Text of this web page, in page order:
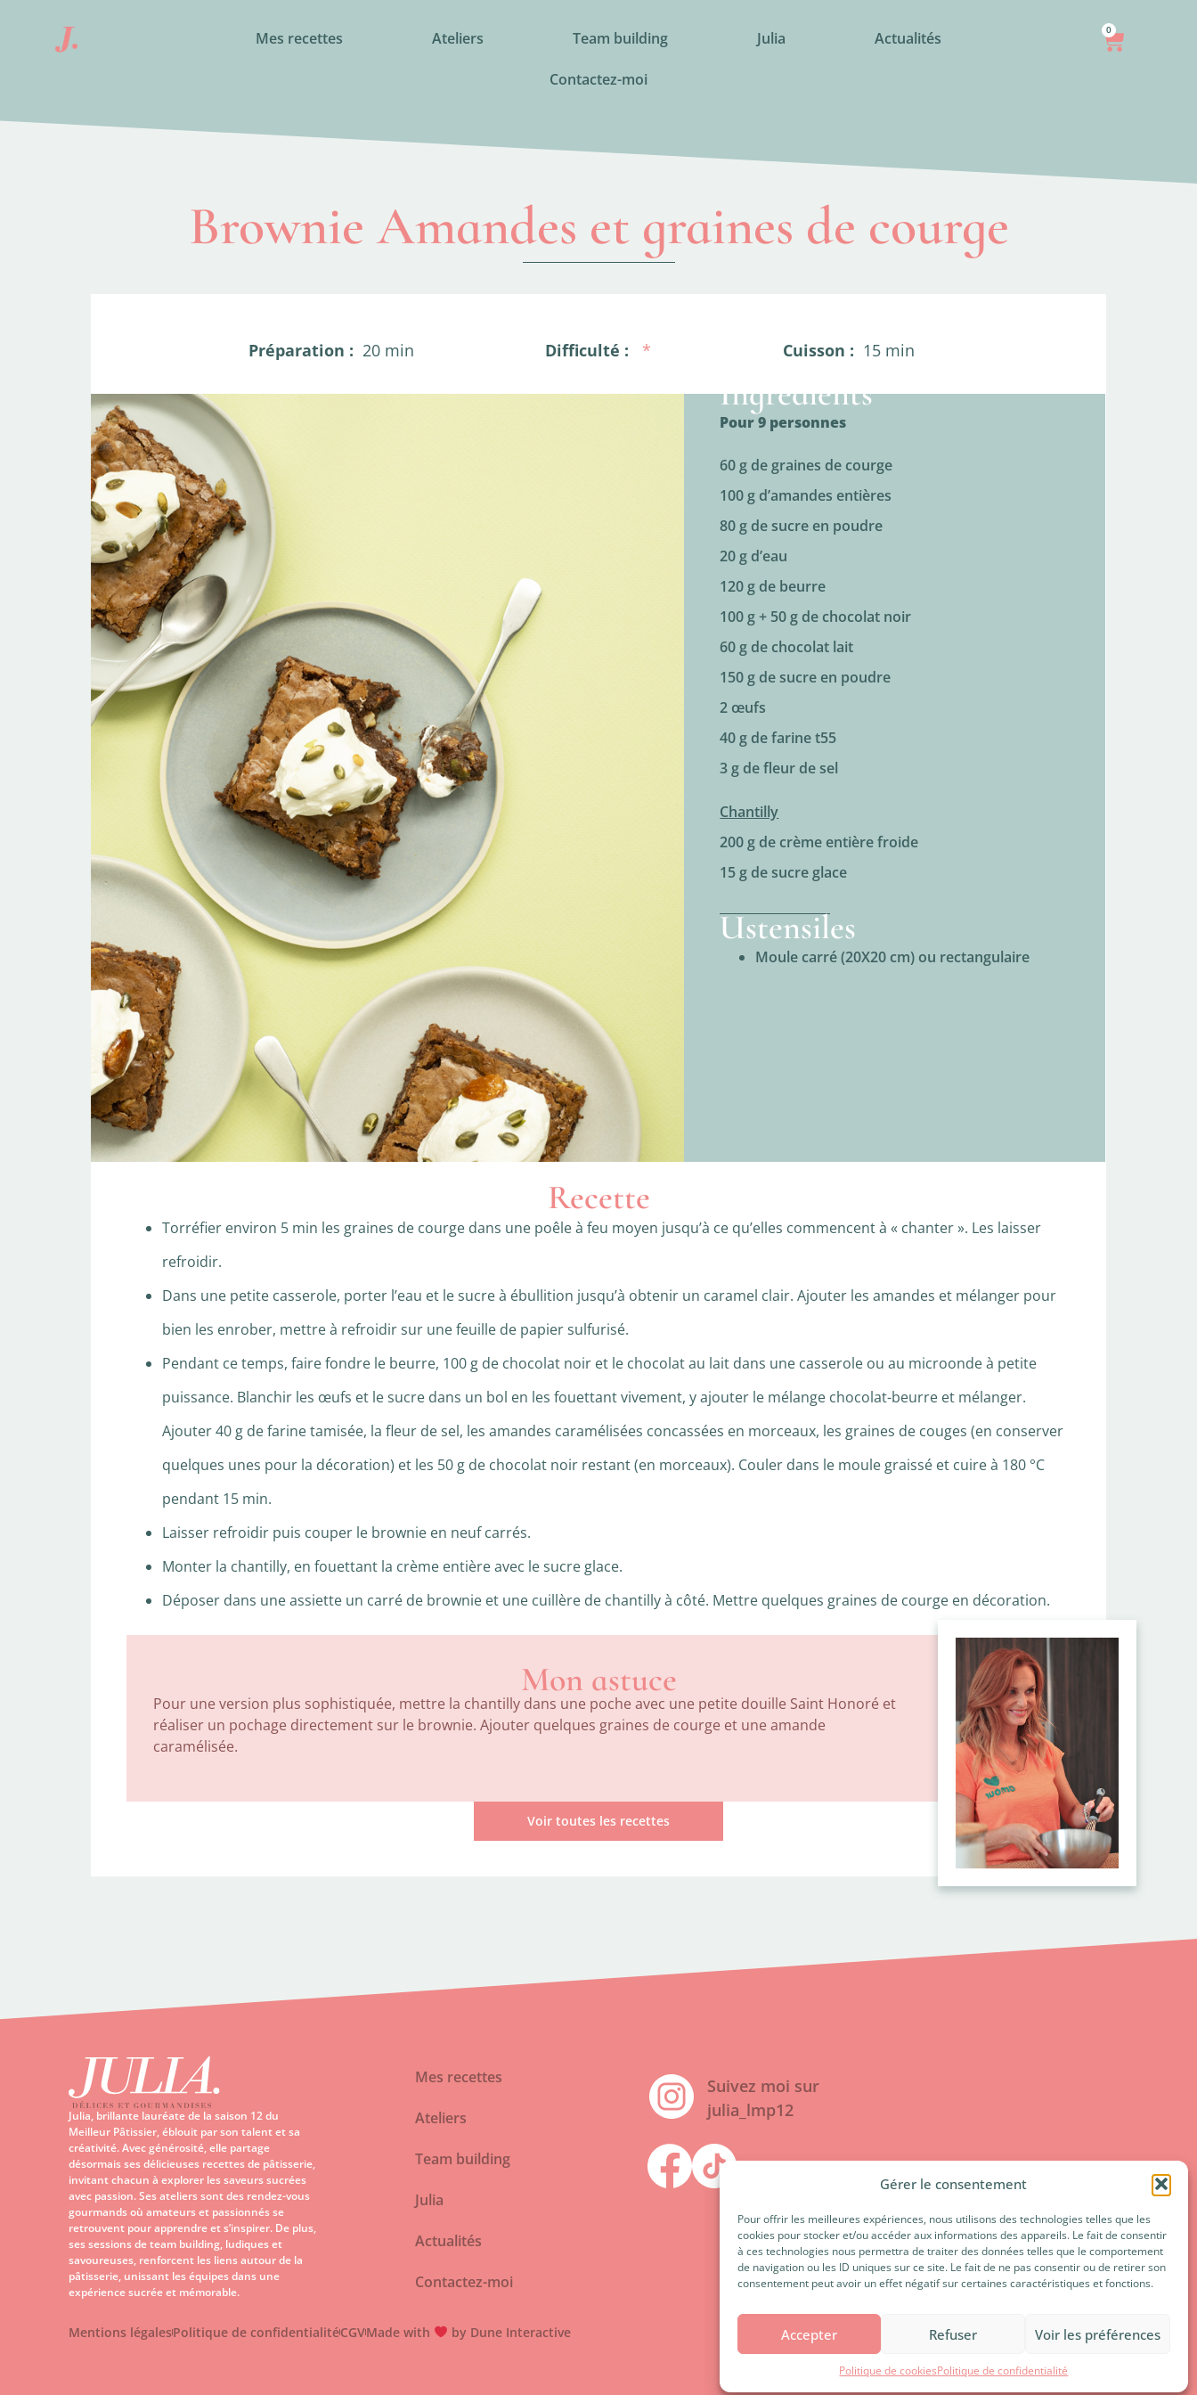
Gérer le consentement
Pour offrir les meilleures expériences, nous utilisons des technologies telles que les
cookies pour stocker et/ou accéder aux informations des appareils. Le fait de consentir
à ces technologies nous permettra de traiter des données telles que le comportement
de navigation ou les ID uniques sur ce site. Le fait de ne pas consentir ou de retirer son
consentement peut avoir un effet négatif sur certaines caractéristiques et fonctions.
Accepter Refuser Voir les préférences
Politique de cookiesPolitique de confidentialité
Mes recettes Ateliers Team building Julia Actualités
Contactez-moi
0
Brownie Amandes et graines de courge
Préparation : 20 min Difficulté : * Cuisson : 15 min
Ingrédients
Pour 9 personnes
60 g de graines de courge
100 g d’amandes entières
80 g de sucre en poudre
20 g d’eau
120 g de beurre
100 g + 50 g de chocolat noir
60 g de chocolat lait
150 g de sucre en poudre
2 œufs
40 g de farine t55
3 g de fleur de sel
Chantilly
200 g de crème entière froide
15 g de sucre glace
Ustensiles
Moule carré (20X20 cm) ou rectangulaire
Recette
Torréfier environ 5 min les graines de courge dans une poêle à feu moyen jusqu’à ce qu’elles commencent à « chanter ». Les laisser
refroidir.
Dans une petite casserole, porter l’eau et le sucre à ébullition jusqu’à obtenir un caramel clair. Ajouter les amandes et mélanger pour
bien les enrober, mettre à refroidir sur une feuille de papier sulfurisé.
Pendant ce temps, faire fondre le beurre, 100 g de chocolat noir et le chocolat au lait dans une casserole ou au microonde à petite
puissance. Blanchir les œufs et le sucre dans un bol en les fouettant vivement, y ajouter le mélange chocolat-beurre et mélanger.
Ajouter 40 g de farine tamisée, la fleur de sel, les amandes caramélisées concassées en morceaux, les graines de couges (en conserver
quelques unes pour la décoration) et les 50 g de chocolat noir restant (en morceaux). Couler dans le moule graissé et cuire à 180 °C
pendant 15 min.
Laisser refroidir puis couper le brownie en neuf carrés.
Monter la chantilly, en fouettant la crème entière avec le sucre glace.
Déposer dans une assiette un carré de brownie et une cuillère de chantilly à côté. Mettre quelques graines de courge en décoration.
Mon astuce
Pour une version plus sophistiquée, mettre la chantilly dans une poche avec une petite douille Saint Honoré et
réaliser un pochage directement sur le brownie. Ajouter quelques graines de courge et une amande
caramélisée.
Voir toutes les recettes
Julia, brillante lauréate de la saison 12 du
Meilleur Pâtissier, éblouit par son talent et sa
créativité. Avec générosité, elle partage
désormais ses délicieuses recettes de pâtisserie,
invitant chacun à explorer les saveurs sucrées
avec passion. Ses ateliers sont des rendez-vous
gourmands où amateurs et passionnés se
retrouvent pour apprendre et s’inspirer. De plus,
ses sessions de team building, ludiques et
savoureuses, renforcent les liens autour de la
pâtisserie, unissant les équipes dans une
expérience sucrée et mémorable.
Mes recettes
Ateliers
Team building
Julia
Actualités
Contactez-moi
Suivez moi sur
julia_lmp12
Mentions légalesPolitique de confidentialitéCGVMade with by Dune Interactive